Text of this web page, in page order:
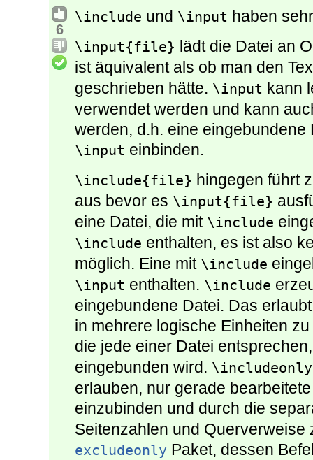
6
\include und \input haben
\input{file} lädt die Datei an
ist äquivalent als ob man den
geschrieben hätte. \input kann
verwendet werden und kann
werden, d.h. eine
\input einbinden.
\include{file} hingegen führt
aus bevor es \input{file}
eine Datei, die mit \include
\include enthalten, es ist also
möglich. Eine mit \include
\input enthalten. \include
eingebundene Datei. Das
in mehrere logische Einheiten
die jede einer Datei
eingebunden wird.
erlauben, nur gerade
einzubinden und durch die
Seitenzahlen und Querverweise
excludeonly Paket, dessen